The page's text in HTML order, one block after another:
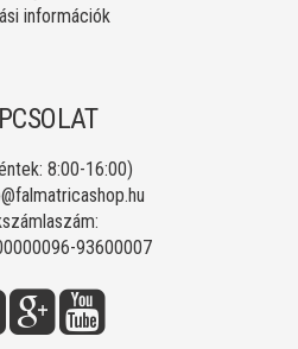
információk
8:00-16:00)
93600007